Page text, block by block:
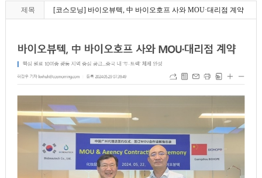
제목 [코스모닝] 바이오뷰텍, 中 바이오호프 사와 MOU·대리점 계약